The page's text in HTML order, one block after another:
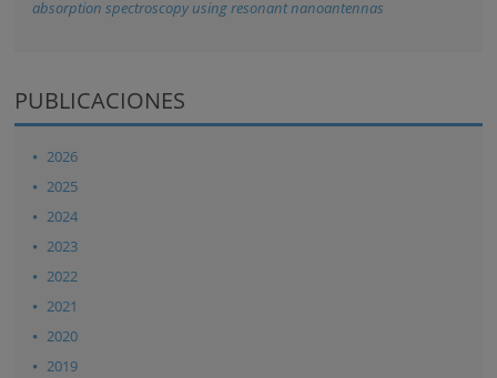
absorption spectroscopy using resonant nanoantennas
PUBLICACIONES
2026
2025
2024
2023
2022
2021
2020
2019